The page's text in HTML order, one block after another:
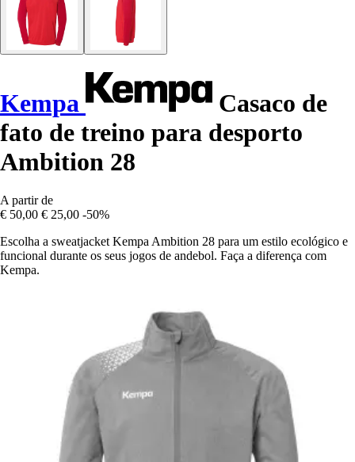
Kempa
Casaco de
fato de treino para desporto
Ambition 28
A partir de
€ 50,00 € 25,00 -50%
Escolha a sweatjacket Kempa Ambition 28 para um estilo ecológico e
funcional durante os seus jogos de andebol. Faça a diferença com
Kempa.